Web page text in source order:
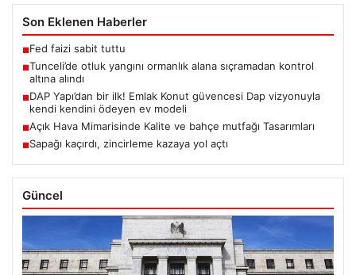
Tunceli’de otluk yangını ormanlık alana sıçramadan kontrol
altına alındı
DAP Yapı’dan bir ilk! Emlak Konut güvencesi Dap vizyonuyla
kendi kendini ödeyen ev modeli
■ Açık Hava Mimarisinde Kalite ve bahçe mutfağı Tasarımları
Sapağı kaçırdı, zincirleme kazaya yol açtı
Güncel
Fed faizi sabit tuttu